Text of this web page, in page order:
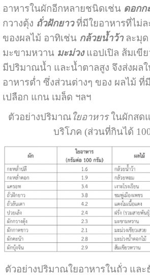
อาหารในผักอีกหลายชนิดเช่น ดอกก
กวางตุ้ง ถั่วฝักยาว ที่มีใยอาหารที่ไม่
ของผลไม้ อาทิเช่น กล้วยน้ำว้าละมุด
มะขามหวาน มะม่วงแอปเปิล ส้มเขี
มีปริมาณน้ำ และน้ำตาลสูง จึงส่งผล
อาหารต่ำ ซึ่งส่วนต่างๆ ของ ผลไม้ ที่
เปลือก แกน เมล็ด ฯลฯ
ตัวอย่างปริมาณใยอาหารในผักสด
บริโภค (ส่วนที่กินได้
ตัวอย่างปริมาณใยอาหารในถั่ว แล